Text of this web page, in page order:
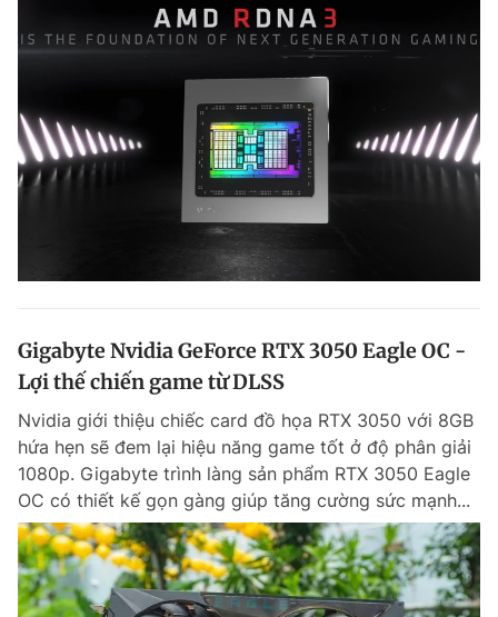
Gigabyte Nvidia GeForce RTX 3050 Eagle OC -
Lợi thế chiến game từ DLSS
Nvidia giới thiệu chiếc card đồ họa RTX 3050 với 8GB
hứa hẹn sẽ đem lại hiệu năng game tốt ở độ phân giải
1080p. Gigabyte trình làng sản phẩm RTX 3050 Eagle
OC có thiết kế gọn gàng giúp tăng cường sức mạnh...